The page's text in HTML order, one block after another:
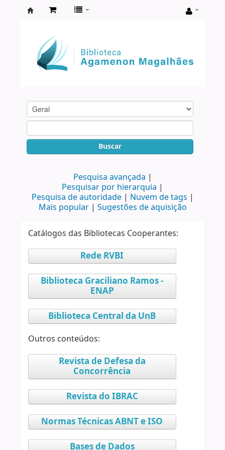
Agamenon
Magalhães
Buscar
Pesquisa avançada
Pesquisar por hierarquia
Pesquisa de autoridade
Nuvem de tags
Mais popular
Sugestões de aquisição
Catálogos das Bibliotecas Cooperantes:
Rede RVBI
Biblioteca Graciliano Ramos -
ENAP
Biblioteca Central da UnB
Outros conteúdos:
Revista de Defesa da
Concorrência
Revista do IBRAC
Normas Técnicas ABNT e ISO
Bases de Dados